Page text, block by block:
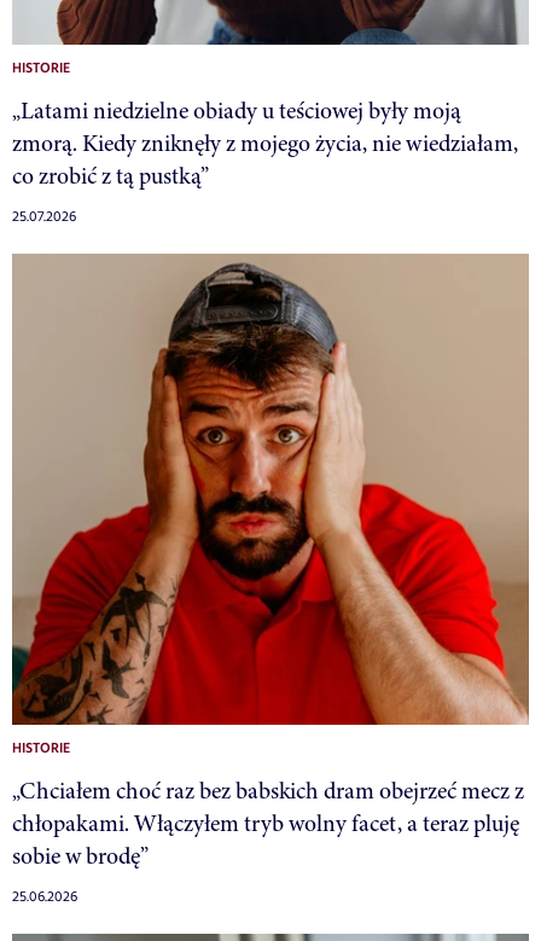
HISTORIE
„Latami niedzielne obiady u teściowej były moją
zmorą. Kiedy zniknęły z mojego życia, nie wiedziałam,
co zrobić z tą pustką”
25.07.2026
HISTORIE
„Chciałem choć raz bez babskich dram obejrzeć mecz z
chłopakami. Włączyłem tryb wolny facet, a teraz pluję
sobie w brodę”
25.06.2026